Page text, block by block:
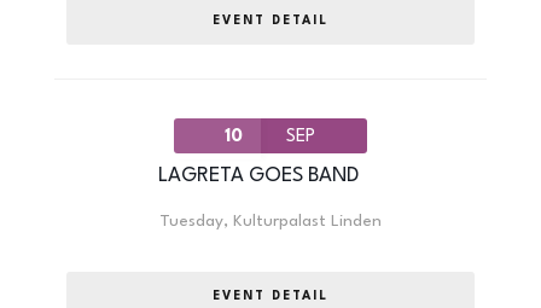
EVENT DETAIL
10 SEP
LAGRETA GOES BAND
Tuesday, Kulturpalast Linden
EVENT DETAIL